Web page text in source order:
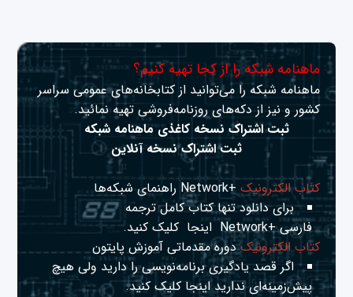
ماهنامه شبکه را از کجا تهیه کنیم؟
ماهنامه شبکه را می‌توانید از کتابخانه‌های عمومی سراسر
کشور و نیز از دکه‌های روزنامه‌فروشی تهیه نمائید.
ثبت اشتراک نسخه کاغذی ماهنامه شبکه
ثبت اشتراک نسخه آنلاین
کتاب الکترونیک+Network راهنمای شبکه‌ها
برای دانلود تنها کتاب کامل ترجمه
فارسی +Network
اینجا کلیک کنید.
کتاب الکترونیکدوره مقدماتی آموزش پایتون
اگر قصد یادگیری برنامه‌نویسی را دارید ولی هیچ
پیش‌زمینه‌ای نداریداینجا کلیک کنید.